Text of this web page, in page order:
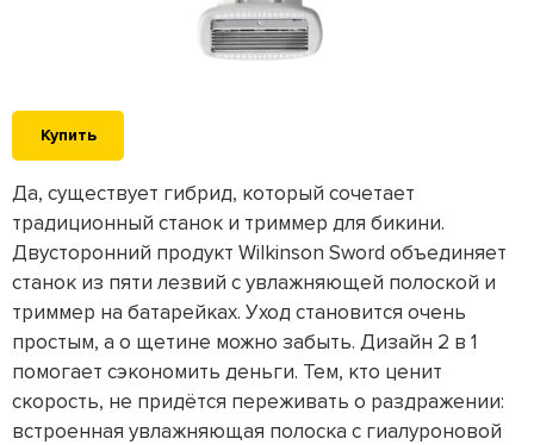
Купить
Да, существует гибрид, который сочетает
традиционный станок и триммер для бикини.
Двусторонний продукт Wilkinson Sword объединяет
станок из пяти лезвий с увлажняющей полоской и
триммер на батарейках. Уход становится очень
простым, а о щетине можно забыть. Дизайн 2 в 1
помогает сэкономить деньги. Тем, кто ценит
скорость, не придётся переживать о раздражении:
встроенная увлажняющая полоска с гиалуроновой